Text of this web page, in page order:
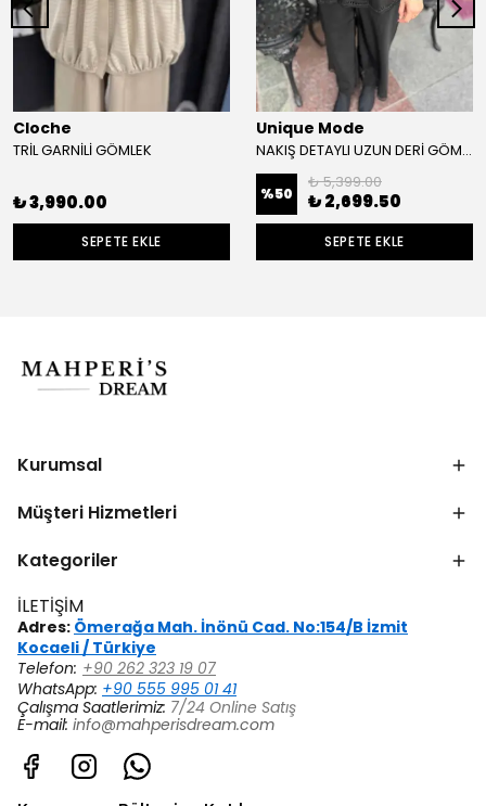
Cloche
TRİL GARNİLİ GÖMLEK
₺ 3,990.00
SEPETE EKLE
Unique Mode
NAKIŞ DETAYLI UZUN DERİ GÖMLEK
%50
₺ 5,399.00
₺ 2,699.50
SEPETE EKLE
Kurumsal
Müşteri Hizmetleri
Kategoriler
İLETİŞİM
Adres: Ömerağa Mah. İnönü Cad. No:154/B İzmit
Kocaeli / Türkiye
Telefon: +90 262 323 19 07
WhatsApp: +90 555 995 01 41
Çalışma Saatlerimiz: 7/24 Online Satış
E-mail: info@mahperisdream.com